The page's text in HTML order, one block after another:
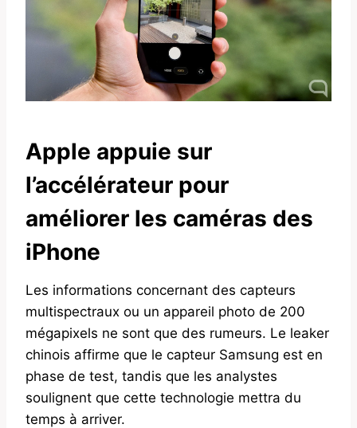
Apple appuie sur
l’accélérateur pour
améliorer les caméras des
iPhone
Les informations concernant des capteurs
multispectraux ou un appareil photo de 200
mégapixels ne sont que des rumeurs. Le leaker
chinois affirme que le capteur Samsung est en
phase de test, tandis que les analystes
soulignent que cette technologie mettra du
temps à arriver.